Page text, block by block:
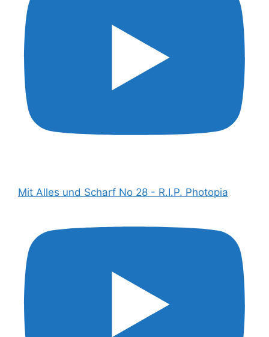
Mit Alles und Scharf No 28 - R.I.P. Photopia